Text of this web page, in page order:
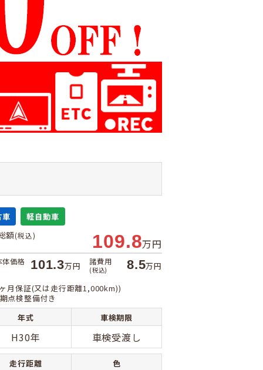
車 軽自動車
額(税込) 109.8万円
体価格 101.3万円 諸費用
(税込) 8.5万円
月保証(又は走行距離1,000km))
点検整備付き
年式
車検期限
H30年 車検受渡し
走行距離 色